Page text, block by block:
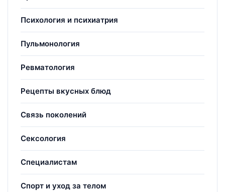
Психология и психиатрия
Пульмонология
Ревматология
Рецепты вкусных блюд
Связь поколений
Сексология
Специалистам
Спорт и уход за телом